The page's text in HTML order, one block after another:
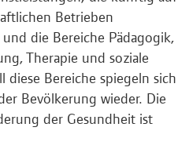
Betrieben
die Bereiche Pädagogik,
Therapie und soziale
diese Bereiche spiegeln sich
Bevölkerung wieder. Die
der Gesundheit ist